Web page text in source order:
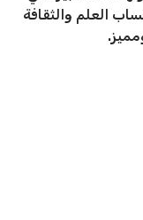
العلم والثقافة